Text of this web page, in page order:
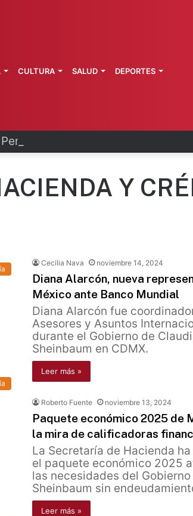
y Petrobras en fase de
CULTURA SALUD DEPORTES
Y
Cecilia Nava noviembre 14, 2024
Diana Alarcón, nueva
México ante Banco Mundial
Diana Alarcón fue
Asesores y Asuntos
durante el Gobierno de
Sheinbaum en CDMX.
Leer más »
Roberto Fuente noviembre 13, 2024
Paquete económico 2025 de
la mira de calificadoras
La Secretaría de Hacienda
el paquete económico 2025
las necesidades del Gobierno
Sheinbaum sin
Leer más »